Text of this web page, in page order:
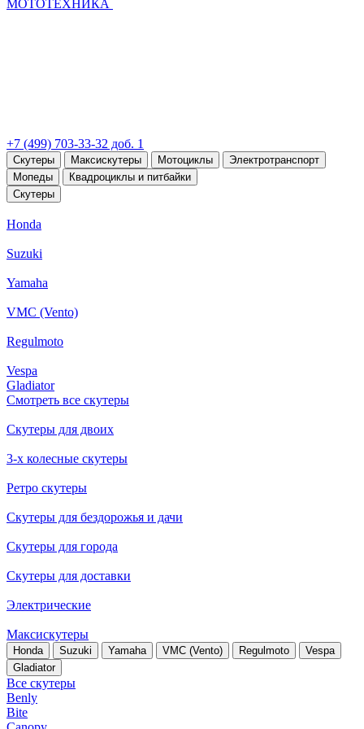
МОТОТЕХНИКА
+7 (499) 703-33-32 доб. 1
Скутеры Максискутеры Мотоциклы
Электротранспорт
Мопеды
Квадроциклы и питбайки
Скутеры
Honda
Suzuki
Yamaha
VMC (Vento)
Regulmoto
Vespa
Gladiator
Смотреть все скутеры
Скутеры для двоих
3-х колесные скутеры
Ретро скутеры
Скутеры для бездорожья и дачи
Скутеры для города
Скутеры для доставки
Электрические
Максискутеры
Honda Suzuki Yamaha VMC (Vento) Regulmoto
Vespa
Gladiator
Все скутеры
Benly
Bite